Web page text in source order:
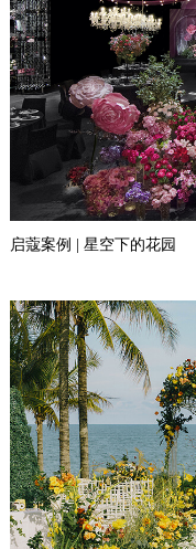
启蔻案例 | 星空下的花园